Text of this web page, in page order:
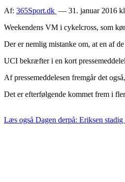
Af: 365Sport.dk — 31. januar 2016
Weekendens VM i cykelcross, som
Der er nemlig mistanke om, at en af
UCI bekræfter i en kort
Af pressemeddelesen fremgår det
Det er efterfølgende kommet frem i
Læs også Dagen derpå: Eriksen